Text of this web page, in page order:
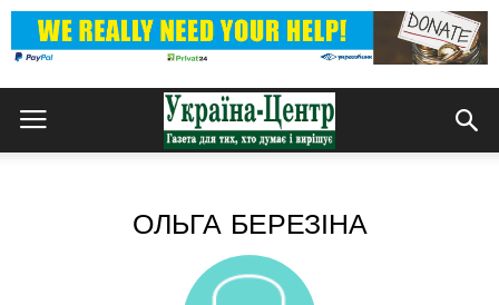
ОЛЬГА БЕРЕЗІНА